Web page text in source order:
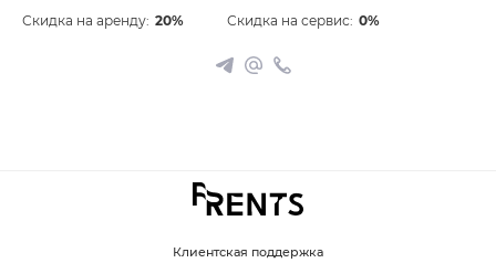
Скидка на аренду: 20% Скидка на сервис: 0%
Клиентская поддержка